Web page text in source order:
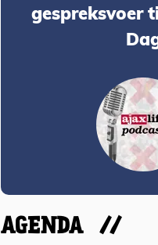
gespreksvoer
AGENDA